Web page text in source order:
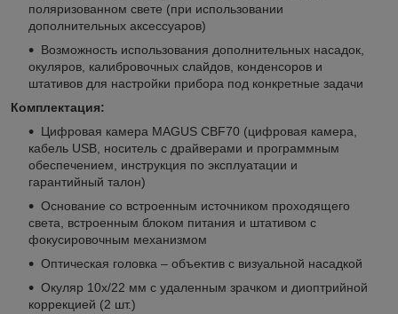
поляризованном свете (при использовании
дополнительных аксессуаров)
Возможность использования дополнительных насадок,
окуляров, калибровочных слайдов, конденсоров и
штативов для настройки прибора под конкретные задачи
Комплектация:
Цифровая камера MAGUS CBF70 (цифровая камера,
кабель USB, носитель с драйверами и программным
обеспечением, инструкция по эксплуатации и
гарантийный талон)
Основание со встроенным источником проходящего
света, встроенным блоком питания и штативом с
фокусировочным механизмом
Оптическая головка – объектив с визуальной насадкой
Окуляр 10x/22 мм с удаленным зрачком и диоптрийной
коррекцией (2 шт.)